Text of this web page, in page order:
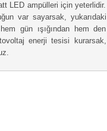
LED ampülleri için yeterlidir.
var sayarsak, yukarıdaki
gün ışığından hem den
enerji tesisi kurarsak,